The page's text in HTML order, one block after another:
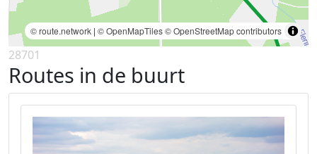
© route.network | © OpenMapTiles© OpenStreetMap contributors
28701
Routes in de buurt